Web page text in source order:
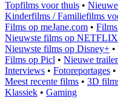
Topfilms voor thuis •
Kinderfilms / Familiefilms
Films op meJane.com •
Nieuwste films op NETFLIX
Nieuwste films op Disney+ •
Films op Picl • Nieuwe
Interviews • Fotoreportages •
Meest recente films • 3D
Klassiek • Gaming